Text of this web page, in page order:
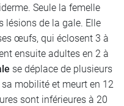
Seule la femelle
lésions de la gale. Elle
œufs, qui éclosent 3 à
ensuite adultes en 2 à
se déplace de plusieurs
mobilité et meurt en 12
sont inférieures à 20